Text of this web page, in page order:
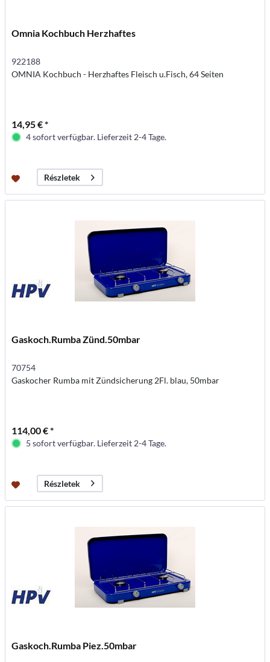
Omnia Kochbuch Herzhaftes
922188
OMNIA Kochbuch - Herzhaftes Fleisch u.Fisch, 64 Seiten
14,95 € *
4 sofort verfügbar. Lieferzeit 2-4 Tage.
Részletek
Gaskoch.Rumba Zünd.50mbar
70754
Gaskocher Rumba mit Zündsicherung 2Fl. blau, 50mbar
114,00 € *
5 sofort verfügbar. Lieferzeit 2-4 Tage.
Részletek
Gaskoch.Rumba Piez.50mbar